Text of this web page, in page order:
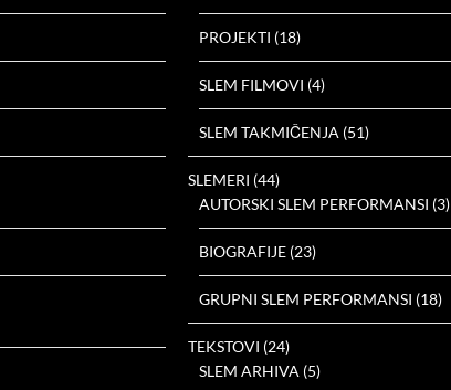
PROJEKTI (18)
SLEM FILMOVI (4)
SLEM TAKMIČENJA (51)
SLEMERI (44)
AUTORSKI SLEM PERFORMANSI (3)
BIOGRAFIJE (23)
GRUPNI SLEM PERFORMANSI (18)
TEKSTOVI (24)
SLEM ARHIVA (5)